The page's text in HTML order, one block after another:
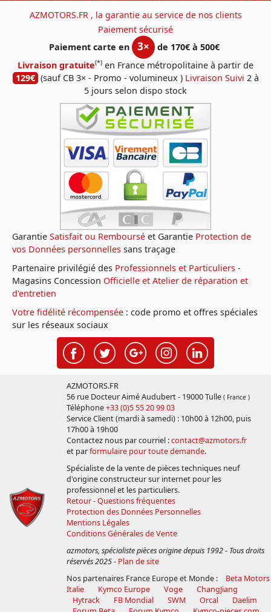
AZMOTORS.FR , la garantie au service de nos clients
Paiement sécurisé
Paiement carte en
3×
de 170€ à 500€
Livraison gratuite(*) en France métropolitaine à partir de
129€ (sauf CB 3× - Promo - volumineux ) Livraison Suivi 2 à
5 jours selon dispo stock
Garantie Satisfait ou Remboursé et Garantie Protection de
vos Données personnelles sans traçage
Partenaire privilégié des Professionnels et Particuliers -
Magasins Concession Officielle et Atelier de réparation et
d'entretien
Votre fidélité récompensée : code promo et offres spéciales
sur les réseaux sociaux
AZMOTORS.FR
56 rue Docteur Aimé Audubert - 19000 Tulle ( France )
Téléphone+33 (0)5 55 20 99 03
Service Client (mardi à samedi) : 10h00 à 12h00, puis
17h00 à 19h00
Contactez nous par courriel :contact@azmotors.fr
et parformulaire pour toute demande.
Spécialiste de la vente de pièces techniques neuf
d'origine constructeur sur internet pour les
professionnel et les particuliers.
Retour - Questions fréquentes
Protection des Données Personnelles
Mentions Légales
Conditions Générales de Vente
azmotors, spécialiste pièces origine depuis 1992 - Tous droits
réservés 2025- Plan de site
Nos partenaires France Europe et Monde :
Beta Motors
Italie
Kymco Europe Voge
ChangJiang
Hytrack
FB Mondial SWM Orcal
Daelim